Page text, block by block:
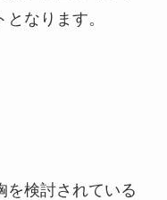
なります。
を検討されている